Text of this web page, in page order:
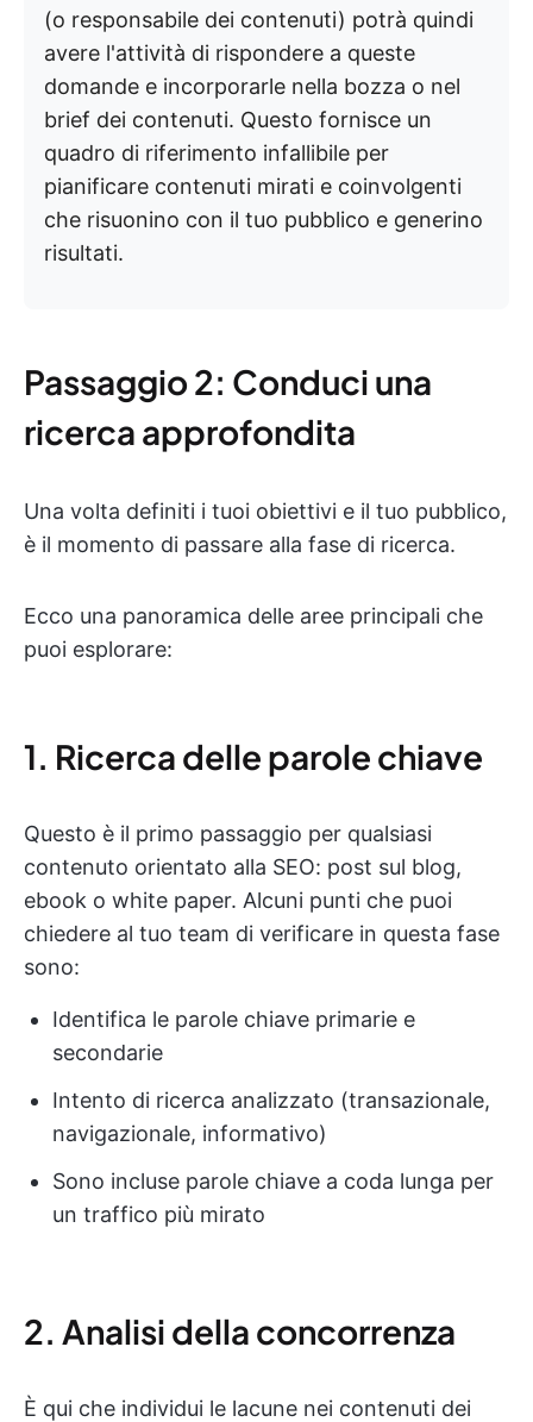
(o responsabile dei contenuti) potrà quindi
avere l'attività di rispondere a queste
domande e incorporarle nella bozza o nel
brief dei contenuti. Questo fornisce un
quadro di riferimento infallibile per
pianificare contenuti mirati e coinvolgenti
che risuonino con il tuo pubblico e generino
risultati.
Passaggio 2: Conduci una
ricerca approfondita
Una volta definiti i tuoi obiettivi e il tuo pubblico,
è il momento di passare alla fase di ricerca.
Ecco una panoramica delle aree principali che
puoi esplorare:
1. Ricerca delle parole chiave
Questo è il primo passaggio per qualsiasi
contenuto orientato alla SEO: post sul blog,
ebook o white paper. Alcuni punti che puoi
chiedere al tuo team di verificare in questa fase
sono:
Identifica le parole chiave primarie e
secondarie
Intento di ricerca analizzato (transazionale,
navigazionale, informativo)
Sono incluse parole chiave a coda lunga per
un traffico più mirato
2. Analisi della concorrenza
È qui che individui le lacune nei contenuti dei